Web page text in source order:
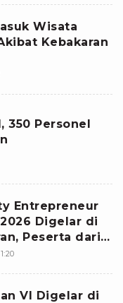
Wisata
Kebakaran
350 Personel
Entrepreneur
Digelar di
Peserta dari
PMU
VI Digelar di